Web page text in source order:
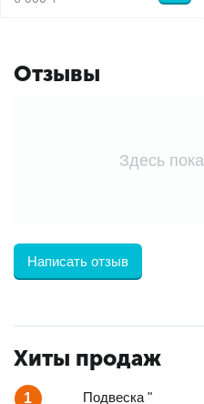
Отзывы
Здесь
Написать отзыв
Хиты продаж
1
Подвеска "